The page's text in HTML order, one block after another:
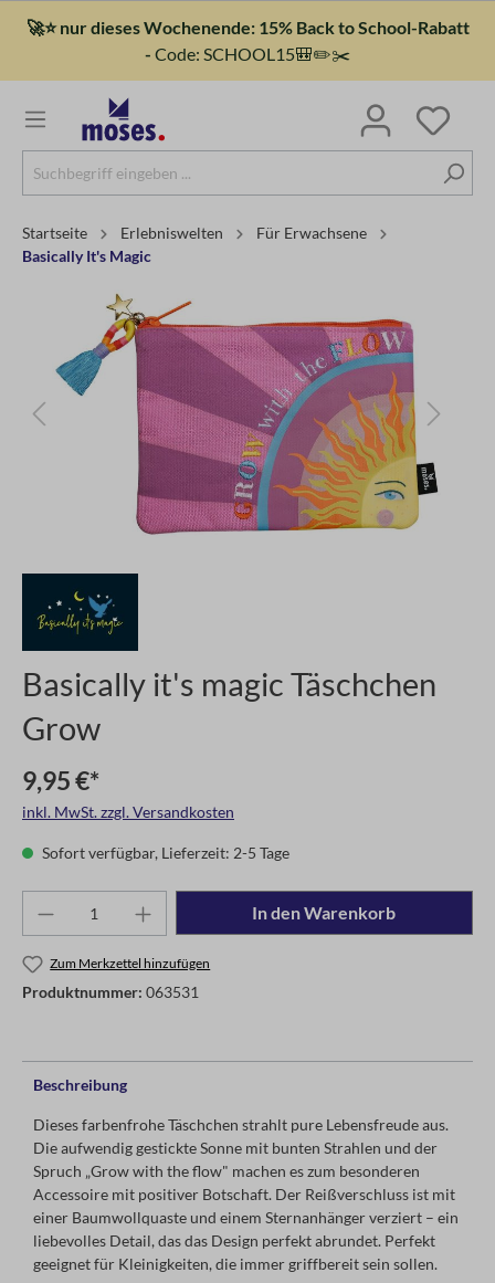
🚀⭐ nur dieses Wochenende: 15% Back to School-Rabatt
- Code: SCHOOL15🎒✏️✂️
Startseite Erlebniswelten
Für Erwachsene
Basically It's Magic
Basically it's magic Täschchen
Grow
9,95 €*
inkl. MwSt. zzgl. Versandkosten
Sofort verfügbar, Lieferzeit: 2-5 Tage
In den Warenkorb
Zum Merkzettel hinzufügen
Produktnummer: 063531
Beschreibung
Dieses farbenfrohe Täschchen strahlt pure Lebensfreude aus.
Die aufwendig gestickte Sonne mit bunten Strahlen und der
Spruch „Grow with the flow" machen es zum besonderen
Accessoire mit positiver Botschaft. Der Reißverschluss ist mit
einer Baumwollquaste und einem Sternanhänger verziert – ein
liebevolles Detail, das das Design perfekt abrundet. Perfekt
geeignet für Kleinigkeiten, die immer griffbereit sein sollen.